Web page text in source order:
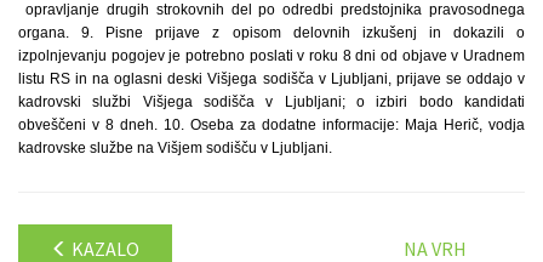
opravljanje drugih strokovnih del po odredbi predstojnika pravosodnega
organa. 9. Pisne prijave z opisom delovnih izkušenj in dokazili o
izpolnjevanju pogojev je potrebno poslati v roku 8 dni od objave v Uradnem
listu RS in na oglasni deski Višjega sodišča v Ljubljani, prijave se oddajo v
kadrovski službi Višjega sodišča v Ljubljani; o izbiri bodo kandidati
obveščeni v 8 dneh. 10. Oseba za dodatne informacije: Maja Herič, vodja
kadrovske službe na Višjem sodišču v Ljubljani.
KAZALO NA VRH